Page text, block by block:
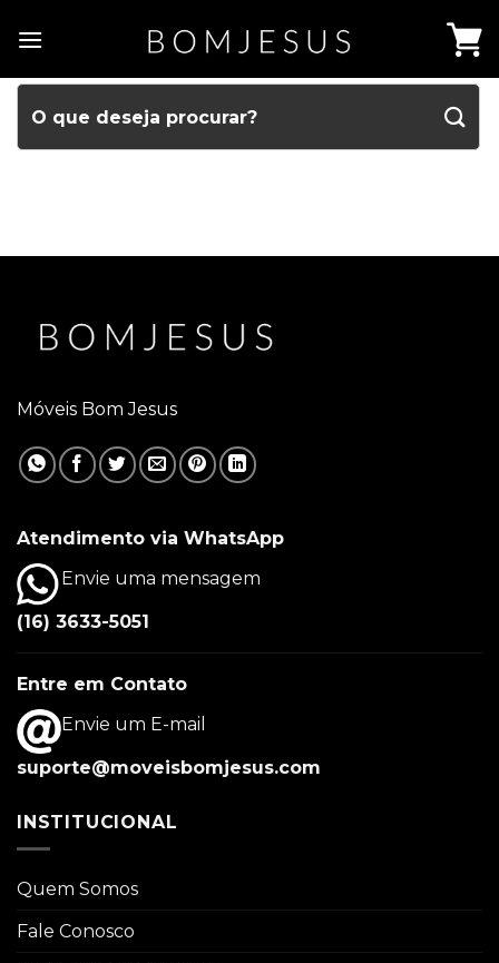
Móveis Bom Jesus
Atendimento via WhatsApp
Envie uma mensagem
(16) 3633-5051
Entre em Contato
Envie um E-mail
suporte@moveisbomjesus.com
INSTITUCIONAL
Quem Somos
Fale Conosco